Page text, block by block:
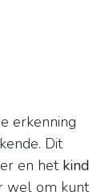
erkenning
Dit
en het kind
wel om kunt